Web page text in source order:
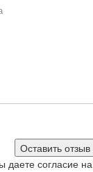
даете согласие на